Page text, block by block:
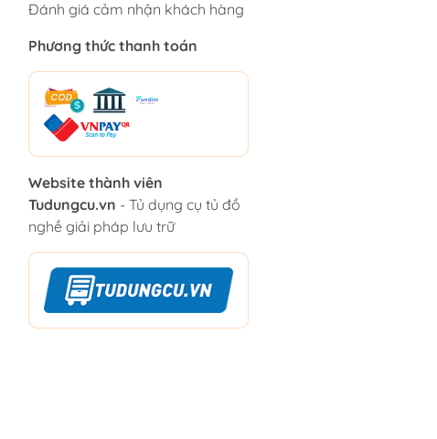
Đánh giá cảm nhận khách hàng
Phương thức thanh toán
Website thành viên
Tudungcu.vn - Tủ dụng cụ tủ đồ
nghề giải pháp lưu trữ